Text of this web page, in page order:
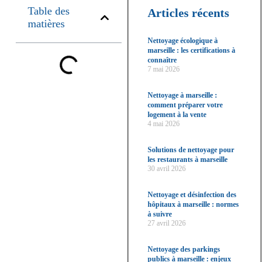
Table des
matières
Articles récents
Nettoyage écologique à
marseille : les certifications à
connaître
7 mai 2026
Nettoyage à marseille :
comment préparer votre
logement à la vente
4 mai 2026
Solutions de nettoyage pour
les restaurants à marseille
30 avril 2026
Nettoyage et désinfection des
hôpitaux à marseille : normes
à suivre
27 avril 2026
Nettoyage des parkings
publics à marseille : enjeux